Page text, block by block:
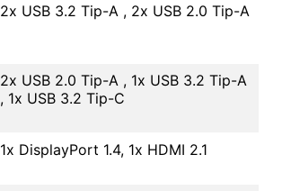
2x USB 3.2 Tip-A , 2x USB 2.0 Tip-A
2x USB 2.0 Tip-A , 1x USB 3.2 Tip-A
, 1x USB 3.2 Tip-C
1x DisplayPort 1.4, 1x HDMI 2.1